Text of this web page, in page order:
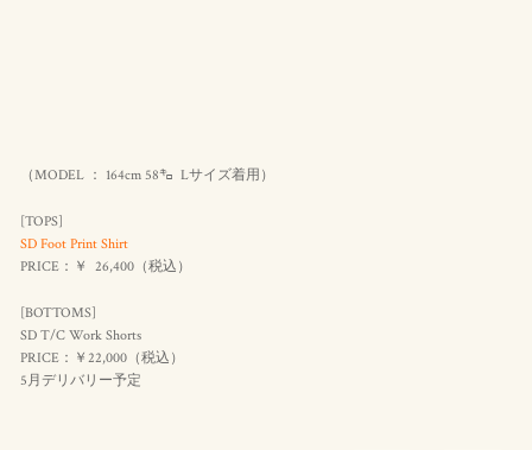
（MODEL ： 164cm 58㌔ Lサイズ着用）
[TOPS]
SD Foot Print Shirt
PRICE：￥ 26,400（税込 ）
[BOTTOMS]
SD T/C Work Shorts
PRICE：￥22,000（税込 ）
5月デリバリー予定